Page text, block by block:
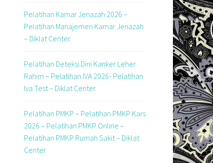
Pelatihan Kamar Jenazah 2026 –
Pelatihan Manajemen Kamar Jenazah
– Diklat Center
Pelatihan Deteksi Dini Kanker Leher
Rahim – Pelatihan IVA 2026- Pelatihan
Iva Test – Diklat Center
Pelatihan PMKP – Pelatihan PMKP Kars
2026 – Pelatihan PMKP Online –
Pelatihan PMKP Rumah Sakit – Diklat
Center